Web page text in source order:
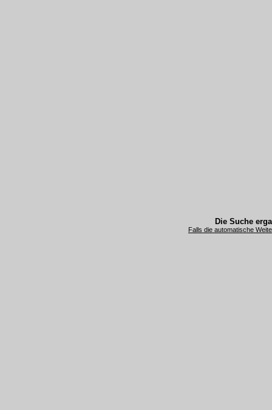
Die Suche
Falls die automatische